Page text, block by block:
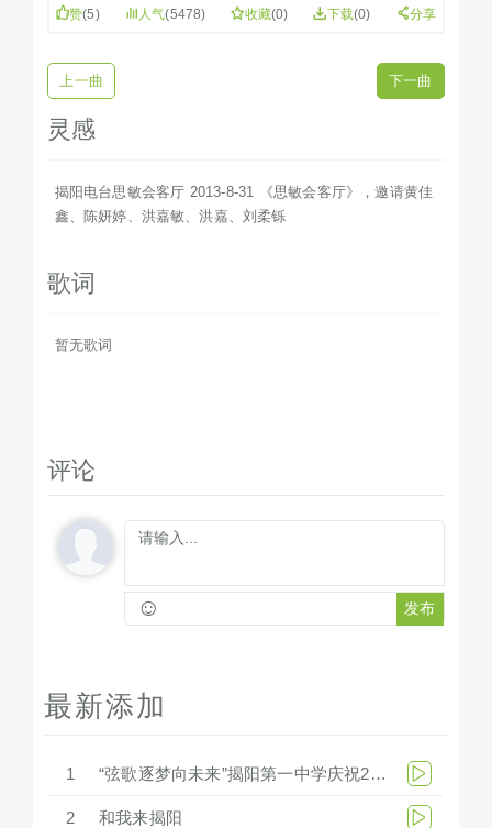
赞(5) 人气(5478) 收藏(0) 下载(0) 分享
上一曲 下一曲
灵感
揭阳电台思敏会客厅 2013-8-31 《思敏会客厅》，邀请黄佳
鑫、陈妍婷、洪嘉敏、洪嘉、刘柔铄
歌词
暂无歌词
评论
☺ 发布
最新添加
1 “弦歌逐梦向未来”揭阳第一中学庆祝279周年华诞文艺汇演
2 和我来揭阳